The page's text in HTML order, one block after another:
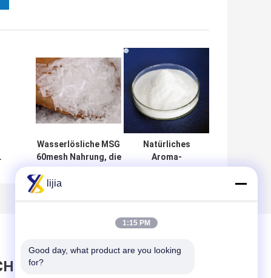
Wasserlösliche MSG
60mesh Nahrung, die
natürlichen
Geschmacksverstärker
Natürliches
Aroma-
Vergrößerer-
der Nahrung
HINTERLASSEN
lijia
1:15 PM
Good day, what product are you looking
for?